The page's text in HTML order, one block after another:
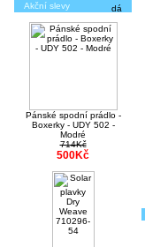
Akční slevy
Pánské spodní prádlo -
Boxerky - UDY 502 -
Modré
714Kč
500Kč